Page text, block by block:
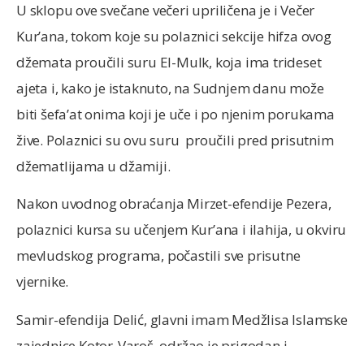
U sklopu ove svečane večeri upriličena je i Večer
Kur’ana, tokom koje su polaznici sekcije hifza ovog
džemata proučili suru El-Mulk, koja ima trideset
ajeta i, kako je istaknuto, na Sudnjem danu može
biti šefa’at onima koji je uče i po njenim porukama
žive. Polaznici su ovu suru proučili pred prisutnim
džematlijama u džamiji.
Nakon uvodnog obraćanja Mirzet-efendije Pezera,
polaznici kursa su učenjem Kur’ana i ilahija, u okviru
mevludskog programa, počastili sve prisutne
vjernike.
Samir-efendija Delić, glavni imam Medžlisa Islamske